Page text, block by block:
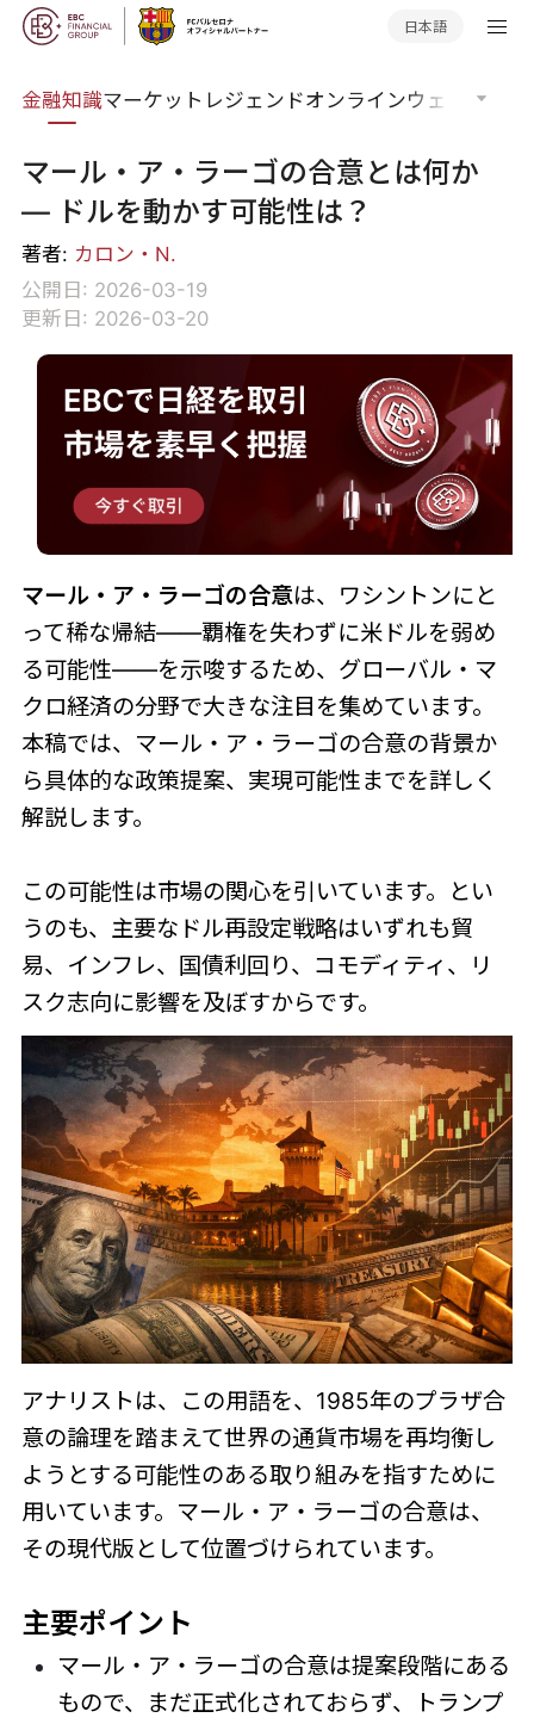
日本語
金融知識マーケットレジェンドオンラインウェビナー
マール・ア・ラーゴの合意とは何か
— ドルを動かす可能性は？
著者: カロン・N.
公開日: 2026-03-19
更新日: 2026-03-20
マール・ア・ラーゴの合意は、ワシントンにと
って稀な帰結――覇権を失わずに米ドルを弱め
る可能性――を示唆するため、グローバル・マ
クロ経済の分野で大きな注目を集めています。
本稿では、マール・ア・ラーゴの合意の背景か
ら具体的な政策提案、実現可能性までを詳しく
解説します。
この可能性は市場の関心を引いています。とい
うのも、主要なドル再設定戦略はいずれも貿
易、インフレ、国債利回り、コモディティ、リ
スク志向に影響を及ぼすからです。
アナリストは、この用語を、1985年のプラザ合
意の論理を踏まえて世界の通貨市場を再均衡し
ようとする可能性のある取り組みを指すために
用いています。マール・ア・ラーゴの合意は、
その現代版として位置づけられています。
主要ポイント
マール・ア・ラーゴの合意は提案段階にある
もので、まだ正式化されておらず、トランプ